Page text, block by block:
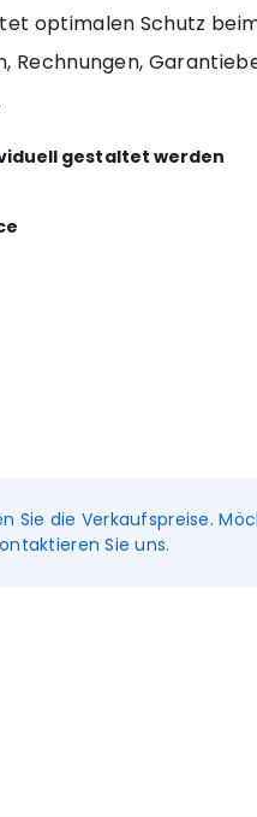
optimalen Schutz
Rechnungen,
gestaltet werden
Sie die Verkaufspreise.
Sie uns.